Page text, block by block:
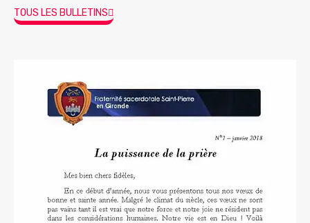
TOUS LES BULLETINS